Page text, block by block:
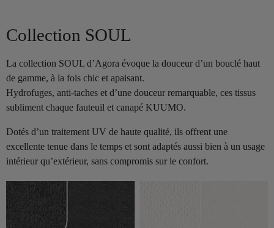
Collection SOUL
La collection SOUL d’Agora évoque la douceur d’un bouclé haut
de gamme, à la fois chic et apaisant.
Hydrofuges, anti-taches et d’une douceur remarquable, ces tissus
subliment chaque fauteuil et canapé KUUMO.
Dotés d’un traitement UV de haute qualité, ils offrent une
excellente tenue dans le temps et sont adaptés aussi bien à un usage
intérieur qu’extérieur, sans compromis sur le confort.